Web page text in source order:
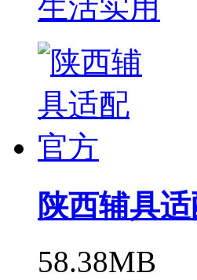
生活实用
陕西辅具
58.38MB